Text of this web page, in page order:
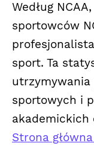
Według
sportowców
sport. Ta
sportowych i
akademickich
Strona